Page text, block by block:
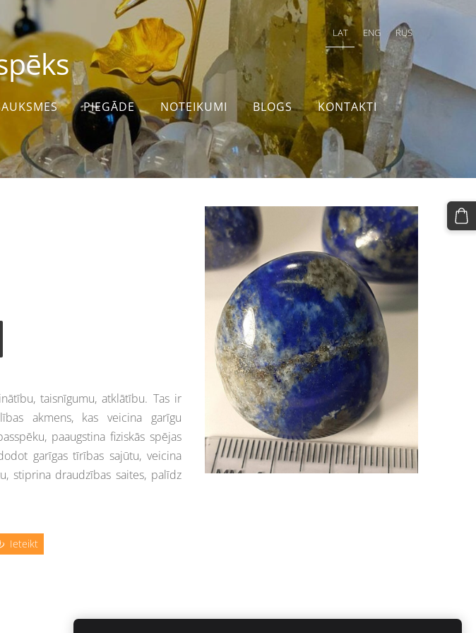
LAT ENG RUS
PIEGĀDE NOTEIKUMI BLOGS KONTAKTI
taisnīgumu, atklātību. Tas ir
akmens, kas veicina garīgu
paaugstina fiziskās spējas
garīgas tīrības sajūtu, veicina
stiprina draudzības saites, palīdz
Ieteikt